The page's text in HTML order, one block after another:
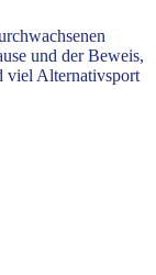
und der Beweis,
viel Alternativsport